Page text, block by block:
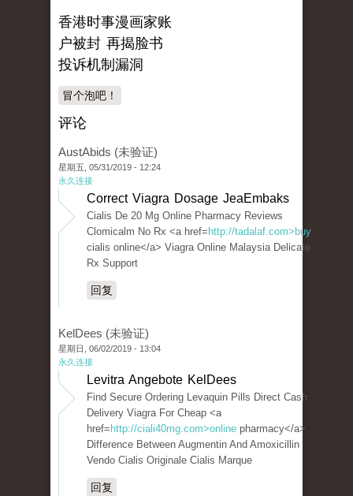
香港时事漫画家账
户被封 再揭脸书
投诉机制漏洞
冒个泡吧！
评论
AustAbids (未验证)
星期五, 05/31/2019 - 12:24
永久连接
Correct Viagra Dosage JeaEmbaks
Cialis De 20 Mg Online Pharmacy Reviews
Clomicalm No Rx <a href= http://tadalaf.com>buy
cialis online</a> Viagra Online Malaysia Delicate
Rx Support
回复
KelDees (未验证)
星期日, 06/02/2019 - 13:04
永久连接
Levitra Angebote KelDees
Find Secure Ordering Levaquin Pills Direct Cash
Delivery Viagra For Cheap <a
href= http://ciali40mg.com>online pharmacy</a>
Difference Between Augmentin And Amoxicillin
Vendo Cialis Originale Cialis Marque
回复